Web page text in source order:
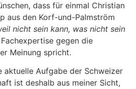
dass für einmal Christian
aus den Korf-und-Palmström
nicht sein kann, was nicht sein
gegen die
Meinung spricht.
aktuelle Aufgabe der Schweizer
ist deshalb aus meiner Sicht,